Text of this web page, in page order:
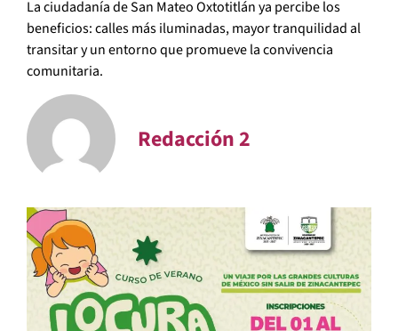
La ciudadanía de San Mateo Oxtotitlán ya percibe los
beneficios: calles más iluminadas, mayor tranquilidad al
transitar y un entorno que promueve la convivencia
comunitaria.
Redacción 2